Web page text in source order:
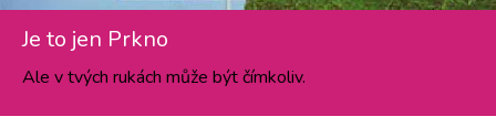
Je to jen Prkno
Ale v tvých rukách může být čímkoliv.